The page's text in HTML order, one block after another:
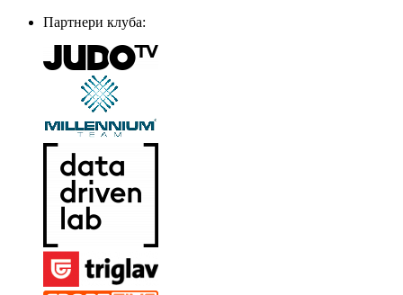
Партнери клуба: